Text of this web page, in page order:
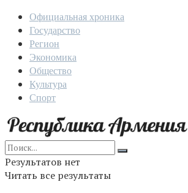
Официальная хроника
Государство
Регион
Экономика
Общество
Культура
Спорт
Результатов нет
Читать все результаты